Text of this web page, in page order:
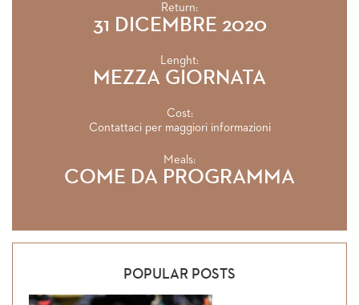
Return:
31 DICEMBRE 2020
Lenght:
MEZZA GIORNATA
Cost:
Contattaci per maggiori informazioni
Meals:
COME DA PROGRAMMA
POPULAR POSTS